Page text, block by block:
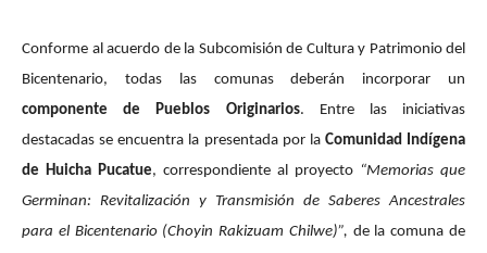
Conforme al acuerdo de la Subcomisión de Cultura y Patrimonio del
Bicentenario, todas las comunas deberán incorporar un
componente de Pueblos Originarios. Entre las iniciativas
destacadas se encuentra la presentada por la Comunidad Indígena
de Huicha Pucatue, correspondiente al proyecto “Memorias que
Germinan: Revitalización y Transmisión de Saberes Ancestrales
para el Bicentenario (Choyin Rakizuam Chilwe)”, de la comuna de